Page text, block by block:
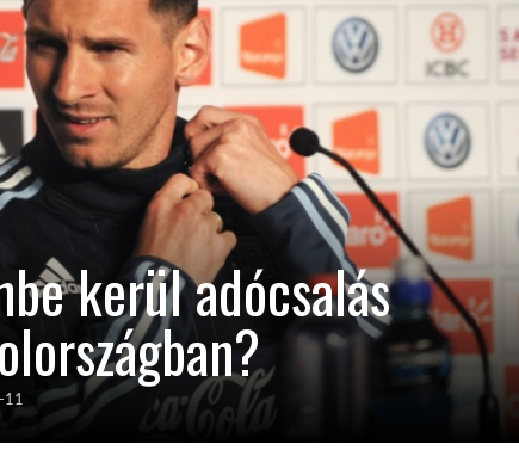
kerül adócsalás
11